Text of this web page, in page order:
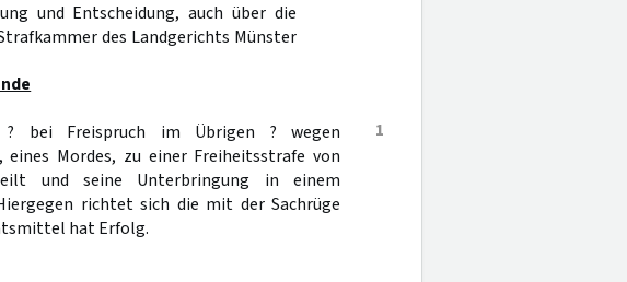
und Entscheidung, auch über die
des Landgerichts Münster
1
bei Freispruch im Übrigen ? wegen
eines Mordes, zu einer Freiheitsstrafe von
und seine Unterbringung in einem
richtet sich die mit der Sachrüge
hat Erfolg.